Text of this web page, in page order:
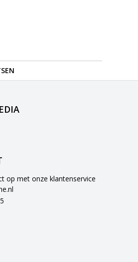
op met onze klantenservice